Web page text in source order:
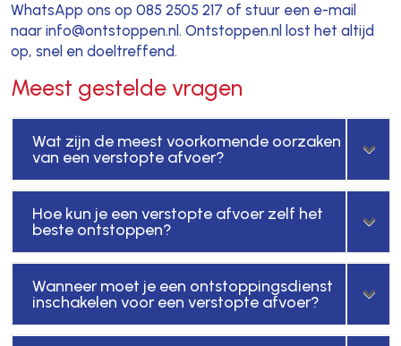
WhatsApp ons op 085 2505 217 of stuur een e-mail
naar info@ontstoppen.nl. Ontstoppen.nl lost het altijd
op, snel en doeltreffend.
Meest gestelde vragen
Wat zijn de meest voorkomende oorzaken
van een verstopte afvoer?
Hoe kun je een verstopte afvoer zelf het
beste ontstoppen?
Wanneer moet je een ontstoppingsdienst
inschakelen voor een verstopte afvoer?